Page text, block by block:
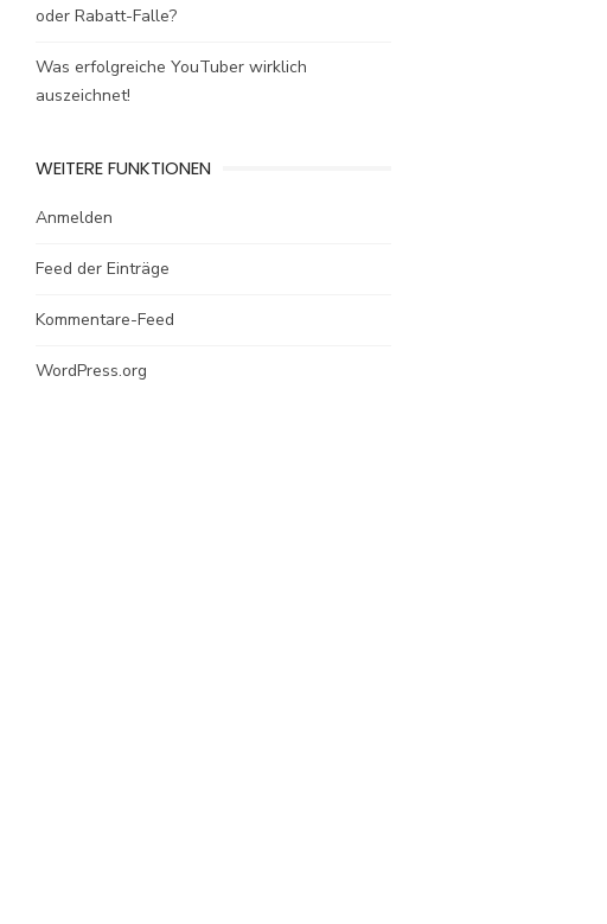
oder Rabatt-Falle?
Was erfolgreiche YouTuber wirklich
auszeichnet!
WEITERE FUNKTIONEN
Anmelden
Feed der Einträge
Kommentare-Feed
WordPress.org